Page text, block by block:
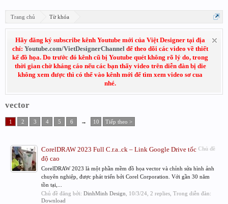
Trang chủ Từ khóa
Hãy đăng ký subscribe kênh Youtube mới của Việt Designer tại địa
chỉ: Youtube.com/VietDesignerChannel để theo dõi các video về thiết
kế đồ họa. Do trước đó kênh cũ bị Youtube quét không rõ lý do, trong
thời gian chờ kháng cáo nếu các bạn thấy video trên diễn đàn bị die
không xem được thì có thể vào kênh mới để tìm xem video sơ cua
nhé.
vector
1 2 3 4 5 6 → 10 Tiếp theo >
Chủ đề
CorelDRAW 2023 Full C.r.a..ck – Link Google Drive tốc
độ cao
CorelDRAW 2023 là một phần mềm đồ họa vector và chỉnh sửa hình ảnh
chuyên nghiệp, được phát triển bởi Corel Corporation. Với gần 30 năm
tồn tại,...
Chủ đề đăng bởi: DinhMinh Design 10/3/24 , 2 replies, Trong diễn đàn:
Download